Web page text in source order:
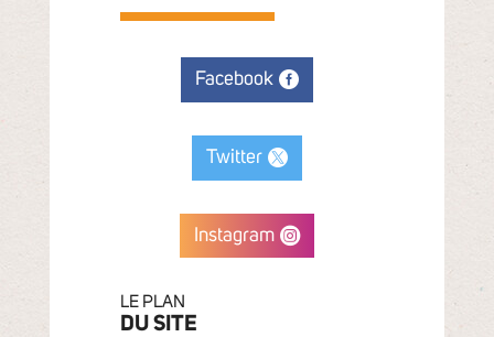
Facebook
Twitter
Instagram
LE PLAN
DU SITE